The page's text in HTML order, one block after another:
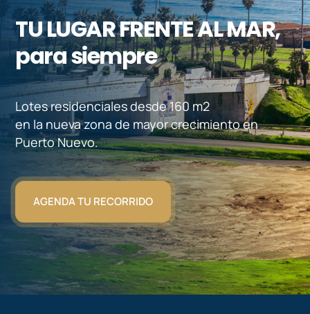
TU LUGAR FRENTE AL MAR,
para siempre
Lotes residenciales desde 160 m2
en la nueva zona de mayor crecimiento en
Puerto Nuevo.
AGENDA TU RECORRIDO